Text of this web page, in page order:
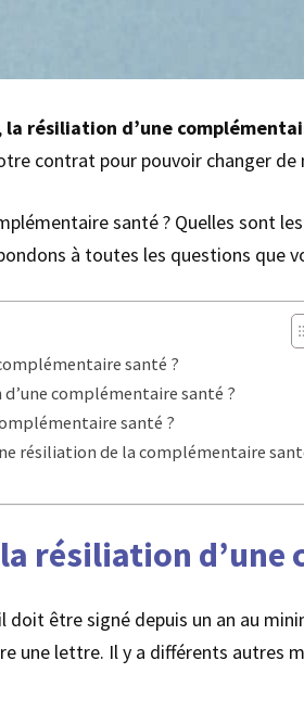
la résiliation d’une
contrat pour pouvoir changer
santé ? Quelles sont
à toutes les questions que
santé ?
complémentaire santé ?
santé ?
résiliation de la complémentaire
résiliation d’une
doit être signé depuis un an au
une lettre. Il y a différents